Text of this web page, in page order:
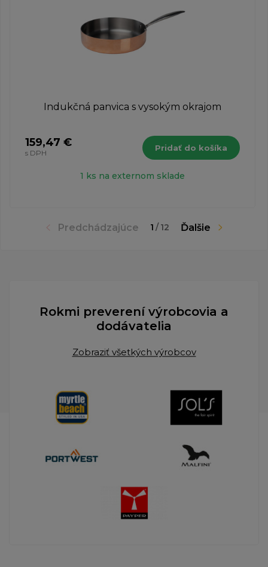
Predchádzajúce 1 / 12 Ďalšie
Indukčná panvica s vysokým okrajom
159,47 €
s DPH
Pridať do košíka
1 ks na externom sklade
Rokmi preverení výrobcovia a
dodávatelia
Zobraziť všetkých výrobcov